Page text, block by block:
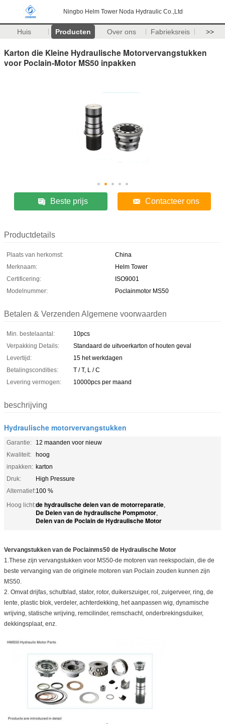
Ningbo Helm Tower Noda Hydraulic Co.,Ltd
Huis Producten Over ons Fabrieksreis >>
Karton die Kleine Hydraulische Motorvervangstukken
voor Poclain-Motor MS50 inpakken
Beste prijs Contacteer ons
Productdetails
Plaats van herkomst:
China
Merknaam:
Helm Tower
Certificering:
ISO9001
Modelnummer:
Poclainmotor MS50
Betalen & Verzenden Algemene voorwaarden
Min. bestelaantal:
10pcs
Verpakking Details:
Standaard de uitvoerkarton of houten geval
Levertijd:
15 het werkdagen
Betalingscondities:
T / T, L / C
Levering vermogen:
10000pcs per maand
beschrijving
Hydraulische motorvervangstukken
Garantie:
12 maanden voor nieuw
Kwaliteit:
hoog
inpakken: karton
Druk:
High Pressure
Alternatief:100 %
Hoog licht:de hydraulische delen van de motorreparatie,
De Delen van de hydraulische Pompmotor,
Delen van de Poclain de Hydraulische Motor
Vervangstukken van de Poclainms50 de Hydraulische Motor
1.These zijn vervangstukken voor MS50-de motoren van reekspoclain, die de
beste vervanging van de originele motoren van Poclain zouden kunnen zijn
MS50.
2. Omvat drijfas, schutblad, stator, rotor, duikerszuiger, rol, zuigerveer, ring, de
lente, plastic blok, verdeler, achterdekking, het aanpassen wig, dynamische
wrijving, statische wrijving, remcilinder, remschacht, onderbrekingsduiker,
dekkingsplaat, enz.